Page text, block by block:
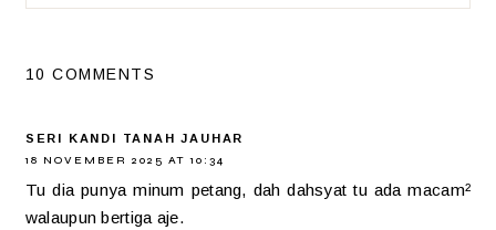
10 COMMENTS
SERI KANDI TANAH JAUHAR
18 NOVEMBER 2025 AT 10:34
Tu dia punya minum petang, dah dahsyat tu ada macam²
walaupun bertiga aje.